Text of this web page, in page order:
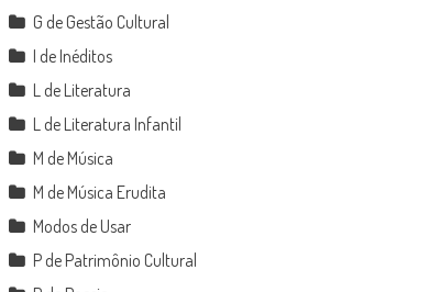
G de Gestão Cultural
I de Inéditos
L de Literatura
L de Literatura Infantil
M de Música
M de Música Erudita
Modos de Usar
P de Patrimônio Cultural